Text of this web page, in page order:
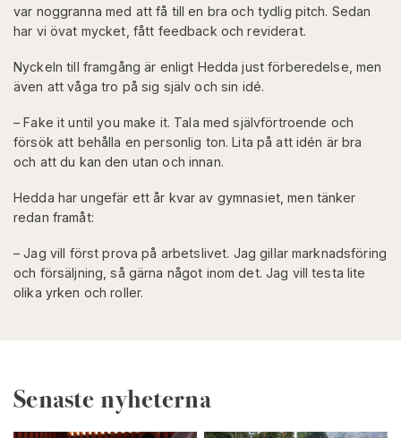
var noggranna med att få till en bra och tydlig pitch. Sedan
har vi övat mycket, fått feedback och reviderat.
Nyckeln till framgång är enligt Hedda just förberedelse, men
även att våga tro på sig själv och sin idé.
– Fake it until you make it. Tala med självförtroende och
försök att behålla en personlig ton. Lita på att idén är bra
och att du kan den utan och innan.
Hedda har ungefär ett år kvar av gymnasiet, men tänker
redan framåt:
– Jag vill först prova på arbetslivet. Jag gillar marknadsföring
och försäljning, så gärna något inom det. Jag vill testa lite
olika yrken och roller.
Senaste nyheterna